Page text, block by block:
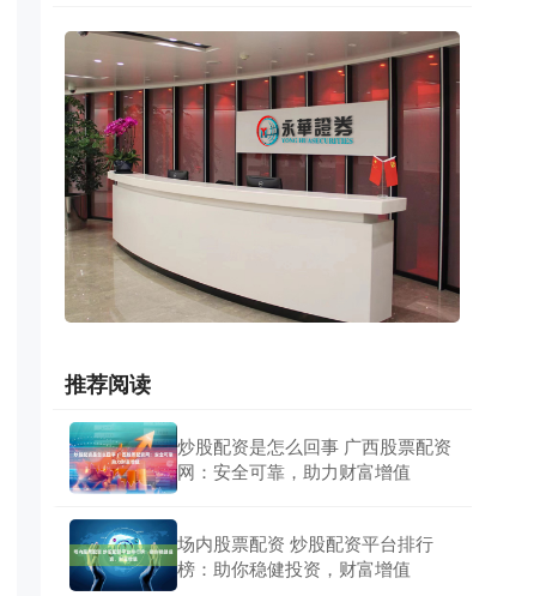
推荐阅读
炒股配资是怎么回事 广西股票配资
网：安全可靠，助力财富增值
场内股票配资 炒股配资平台排行
榜：助你稳健投资，财富增值